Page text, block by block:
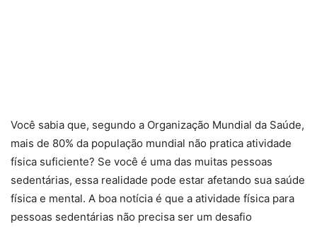
Você sabia que, segundo a Organização Mundial da Saúde,
mais de 80% da população mundial não pratica atividade
física suficiente? Se você é uma das muitas pessoas
sedentárias, essa realidade pode estar afetando sua saúde
física e mental. A boa notícia é que a atividade física para
pessoas sedentárias não precisa ser um desafio